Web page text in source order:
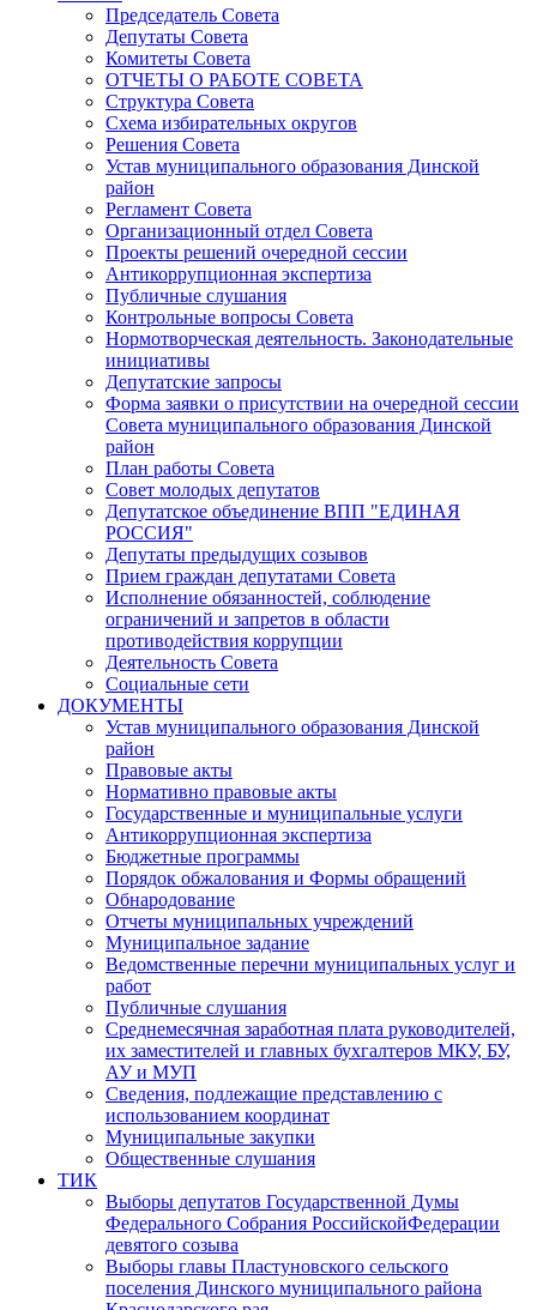
Председатель Совета
Депутаты Совета
Комитеты Совета
ОТЧЕТЫ О РАБОТЕ СОВЕТА
Структура Совета
Схема избирательных округов
Решения Совета
Устав муниципального образования Динской
район
Регламент Совета
Организационный отдел Совета
Проекты решений очередной сессии
Антикоррупционная экспертиза
Публичные слушания
Контрольные вопросы Совета
Нормотворческая деятельность. Законодательные
инициативы
Депутатские запросы
Форма заявки о присутствии на очередной сессии
Совета муниципального образования Динской
район
План работы Совета
Совет молодых депутатов
Депутатское объединение ВПП "ЕДИНАЯ
РОССИЯ"
Депутаты предыдущих созывов
Прием граждан депутатами Совета
Исполнение обязанностей, соблюдение
ограничений и запретов в области
противодействия коррупции
Деятельность Совета
Социальные сети
ДОКУМЕНТЫ
Устав муниципального образования Динской
район
Правовые акты
Нормативно правовые акты
Государственные и муниципальные услуги
Антикоррупционная экспертиза
Бюджетные программы
Порядок обжалования и Формы обращений
Обнародование
Отчеты муниципальных учреждений
Муниципальное задание
Ведомственные перечни муниципальных услуг и
работ
Публичные слушания
Среднемесячная заработная плата руководителей,
их заместителей и главных бухгалтеров МКУ, БУ,
АУ и МУП
Сведения, подлежащие представлению с
использованием координат
Муниципальные закупки
Общественные слушания
ТИК
Выборы депутатов Государственной Думы
Федерального Собрания РоссийскойФедерации
девятого созыва
Выборы главы Пластуновского сельского
поселения Динского муниципального района